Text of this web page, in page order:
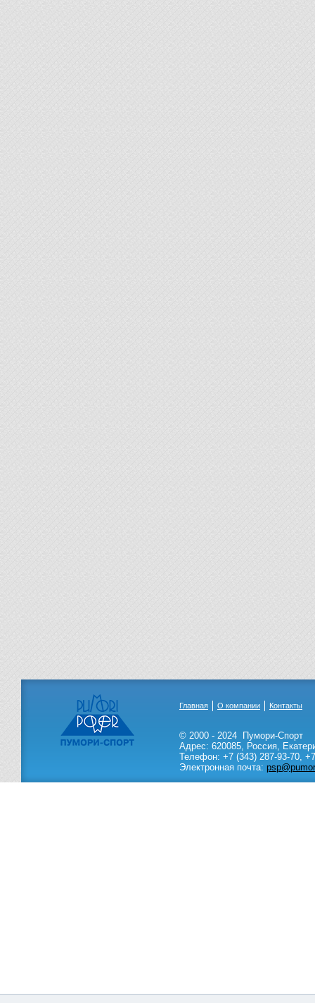
Главная О компании Контакты
© 2000 - 2024
Пумори-Спорт
Адрес: 620085, Россия,
Телефон: +7 (343) 287-93-70,
Электронная почта: